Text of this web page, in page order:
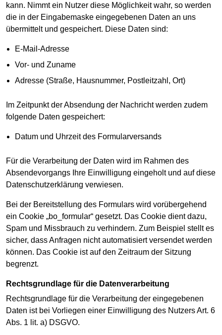
kann. Nimmt ein Nutzer diese Möglichkeit wahr, so werden
die in der Eingabemaske eingegebenen Daten an uns
übermittelt und gespeichert. Diese Daten sind:
E-Mail-Adresse
Vor- und Zuname
Adresse (Straße, Hausnummer, Postleitzahl, Ort)
Im Zeitpunkt der Absendung der Nachricht werden zudem
folgende Daten gespeichert:
Datum und Uhrzeit des Formularversands
Für die Verarbeitung der Daten wird im Rahmen des
Absendevorgangs Ihre Einwilligung eingeholt und auf diese
Datenschutzerklärung verwiesen.
Bei der Bereitstellung des Formulars wird vorübergehend
ein Cookie „bo_formular“ gesetzt. Das Cookie dient dazu,
Spam und Missbrauch zu verhindern. Zum Beispiel stellt es
sicher, dass Anfragen nicht automatisiert versendet werden
können. Das Cookie ist auf den Zeitraum der Sitzung
begrenzt.
Rechtsgrundlage für die Datenverarbeitung
Rechtsgrundlage für die Verarbeitung der eingegebenen
Daten ist bei Vorliegen einer Einwilligung des Nutzers Art. 6
Abs. 1 lit. a) DSGVO.